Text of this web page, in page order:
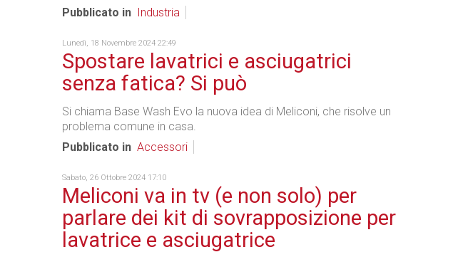
Pubblicato in
Industria
Lunedì, 18 Novembre 2024 22:49
Spostare lavatrici e asciugatrici
senza fatica? Si può
Si chiama Base Wash Evo la nuova idea di Meliconi, che risolve un
problema comune in casa.
Pubblicato in Accessori
Sabato, 26 Ottobre 2024 17:10
Meliconi va in tv (e non solo) per
parlare dei kit di sovrapposizione per
lavatrice e asciugatrice